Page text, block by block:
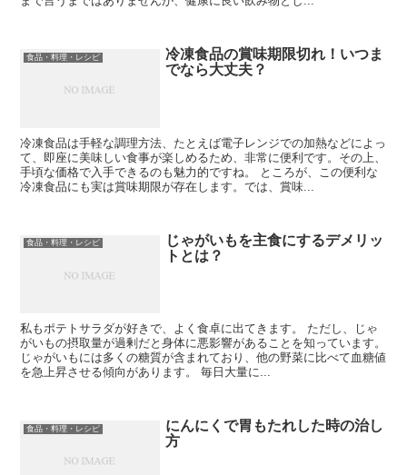
食品・料理・レシピ
冷凍食品の賞味期限切れ！いつま
でなら大丈夫？
冷凍食品は手軽な調理方法、たとえば電子レンジでの加熱などによっ
て、即座に美味しい食事が楽しめるため、非常に便利です。その上、
手頃な価格で入手できるのも魅力的ですね。 ところが、この便利な
冷凍食品にも実は賞味期限が存在します。では、賞味...
食品・料理・レシピ
じゃがいもを主食にするデメリッ
トとは？
私もポテトサラダが好きで、よく食卓に出てきます。 ただし、じゃ
がいもの摂取量が過剰だと身体に悪影響があることを知っています。
じゃがいもには多くの糖質が含まれており、他の野菜に比べて血糖値
を急上昇させる傾向があります。 毎日大量に...
食品・料理・レシピ
にんにくで胃もたれした時の治し
方